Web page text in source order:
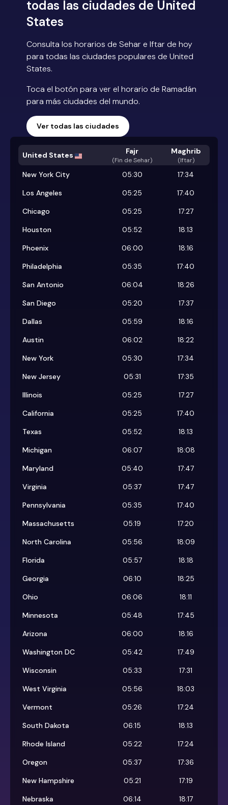
todas las ciudades de United
States
Consulta los horarios de Sehar e Iftar de hoy
para todas las ciudades populares de United
States.
Toca el botón para ver el horario de Ramadán
para más ciudades del mundo.
Ver todas las ciudades
United States Fajr
(Fin de Sehar)
Maghrib
(Iftar)
New York City 05:30
17:34
Los Angeles
05:25
17:40
Chicago
05:25
17:27
Houston
05:52
18:13
Phoenix
06:00
18:16
Philadelphia
05:35
17:40
San Antonio
06:04
18:26
San Diego
05:20
17:37
Dallas
05:59
18:16
Austin
06:02
18:22
New York
05:30
17:34
New Jersey
05:31
17:35
Illinois
05:25
17:27
California
05:25
17:40
Texas
05:52
18:13
Michigan
06:07
18:08
Maryland
05:40
17:47
Virginia
05:37
17:47
Pennsylvania
05:35
17:40
Massachusetts
05:19
17:20
North Carolina
05:56
18:09
Florida
05:57
18:18
Georgia
06:10
18:25
Ohio
06:06
18:11
Minnesota
05:48
17:45
Arizona
06:00
18:16
Washington DC
05:42
17:49
Wisconsin
05:33
17:31
West Virginia
05:56
18:03
Vermont
05:26
17:24
South Dakota
06:15
18:13
Rhode Island
05:22
17:24
Oregon
05:37
17:36
New Hampshire
05:21
17:19
Nebraska
06:14
18:17